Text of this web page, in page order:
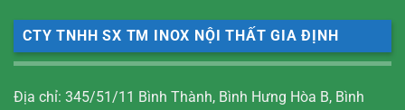
CTY TNHH SX TM INOX NỘI THẤT GIA ĐỊNH
Địa chỉ: 345/51/11 Bình Thành, Bình Hưng Hòa B, Bình